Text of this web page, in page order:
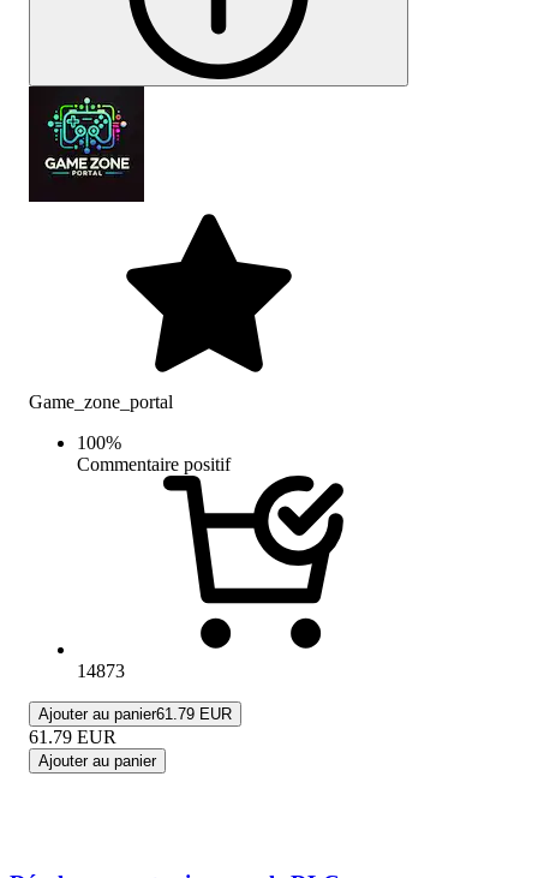
Game_zone_portal
100%
Commentaire positif
14873
Ajouter au panier61.79 EUR
61.79 EUR
Ajouter au panier